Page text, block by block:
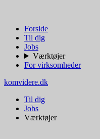
Forside
Til dig
Jobs
Værktøjer
For virksomheder
komvidere.dk
Til dig
Jobs
Værktøjer